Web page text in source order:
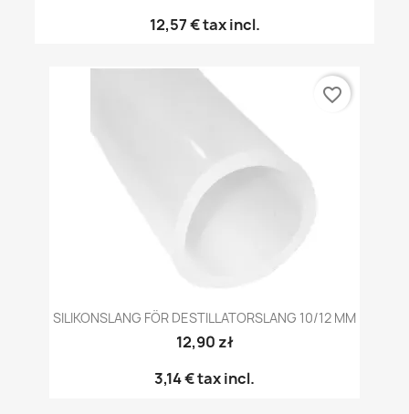
12,57 €tax incl.
SILIKONSLANG FÖR DESTILLATORSLANG 10/12 MM
12,90 zł
3,14 €tax incl.
favorite_border